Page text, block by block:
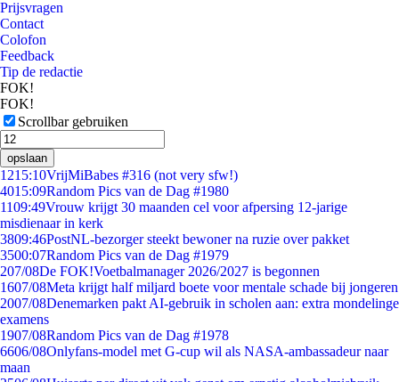
Prijsvragen
Contact
Colofon
Feedback
Tip de redactie
FOK!
FOK!
Scrollbar gebruiken
opslaan
1215:10VrijMiBabes #316 (not very sfw!)
4015:09Random Pics van de Dag #1980
1109:49Vrouw krijgt 30 maanden cel voor afpersing 12-jarige
misdienaar in kerk
3809:46PostNL-bezorger steekt bewoner na ruzie over pakket
3500:07Random Pics van de Dag #1979
207/08De FOK!Voetbalmanager 2026/2027 is begonnen
1607/08Meta krijgt half miljard boete voor mentale schade bij jongeren
2007/08Denemarken pakt AI-gebruik in scholen aan: extra mondelinge
examens
1907/08Random Pics van de Dag #1978
6606/08Onlyfans-model met G-cup wil als NASA-ambassadeur naar
maan